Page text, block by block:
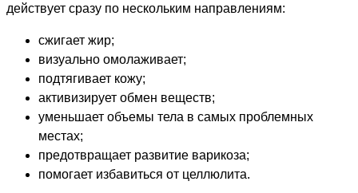
действует сразу по нескольким направлениям:
сжигает жир;
визуально омолаживает;
подтягивает кожу;
активизирует обмен веществ;
уменьшает объемы тела в самых проблемных
местах;
предотвращает развитие варикоза;
помогает избавиться от целлюлита.